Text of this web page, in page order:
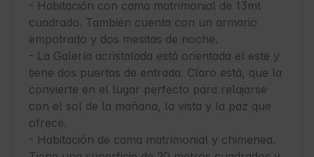
- Habitación con cama matrimonial de 13mt
cuadrado. También cuenta con un armario
empotrado y dos mesitas de noche.
- La Galería acristalada está orientada el este y
tiene dos puertas de entrada. Claro está, que la
convierte en el lugar perfecto para relajarse
con el sol de la mañana, la vista y la paz que
ofrece.
- Habitación de cama matrimonial y chimenea.